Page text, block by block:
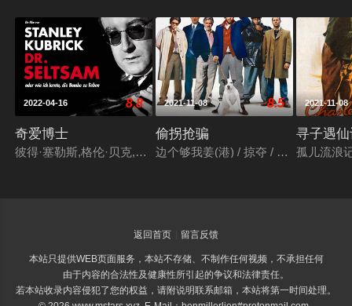
2022-04-16 8.8
奇爱博士
彼得·塞勒斯,格伦·贝克,詹姆斯·厄尔·琼斯,乔治·C·斯科特,谢恩·
2021-11-08 8.5
偷拐抢骗
边个够我姜(港) / 掠夺 / 贪得无厌 / 偷
2021-11-08
寻子遇
孤儿流浪
返回首页 留言反馈
本站只提供WEB页面服务，本站不存储、不制作任何视频，不承担任何
由于内容的合法性及健康性所引起的争议和法律责任。
若本站收录内容侵犯了您的权益，请附说明联系邮箱，本站将第一时间处理。